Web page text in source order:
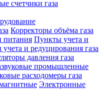
счетчики газа
Корректоры объёма газа
питания Пункты учета и
и редуцирования газа
давления газа
промышленные
расходомеры газа
Электронные